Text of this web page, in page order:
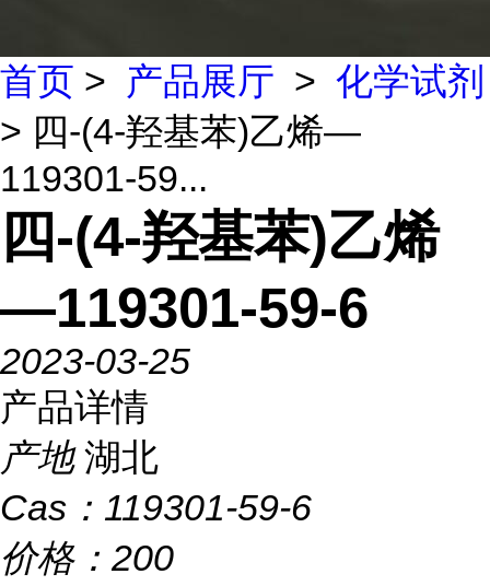
首页 > 产品展厅 > 化学试剂
> 四-(4-羟基苯)乙烯—
119301-59...
四-(4-羟基苯)乙烯
—119301-59-6
2023-03-25
产品详情
产地 湖北
Cas： 119301-59-6
价格： 200